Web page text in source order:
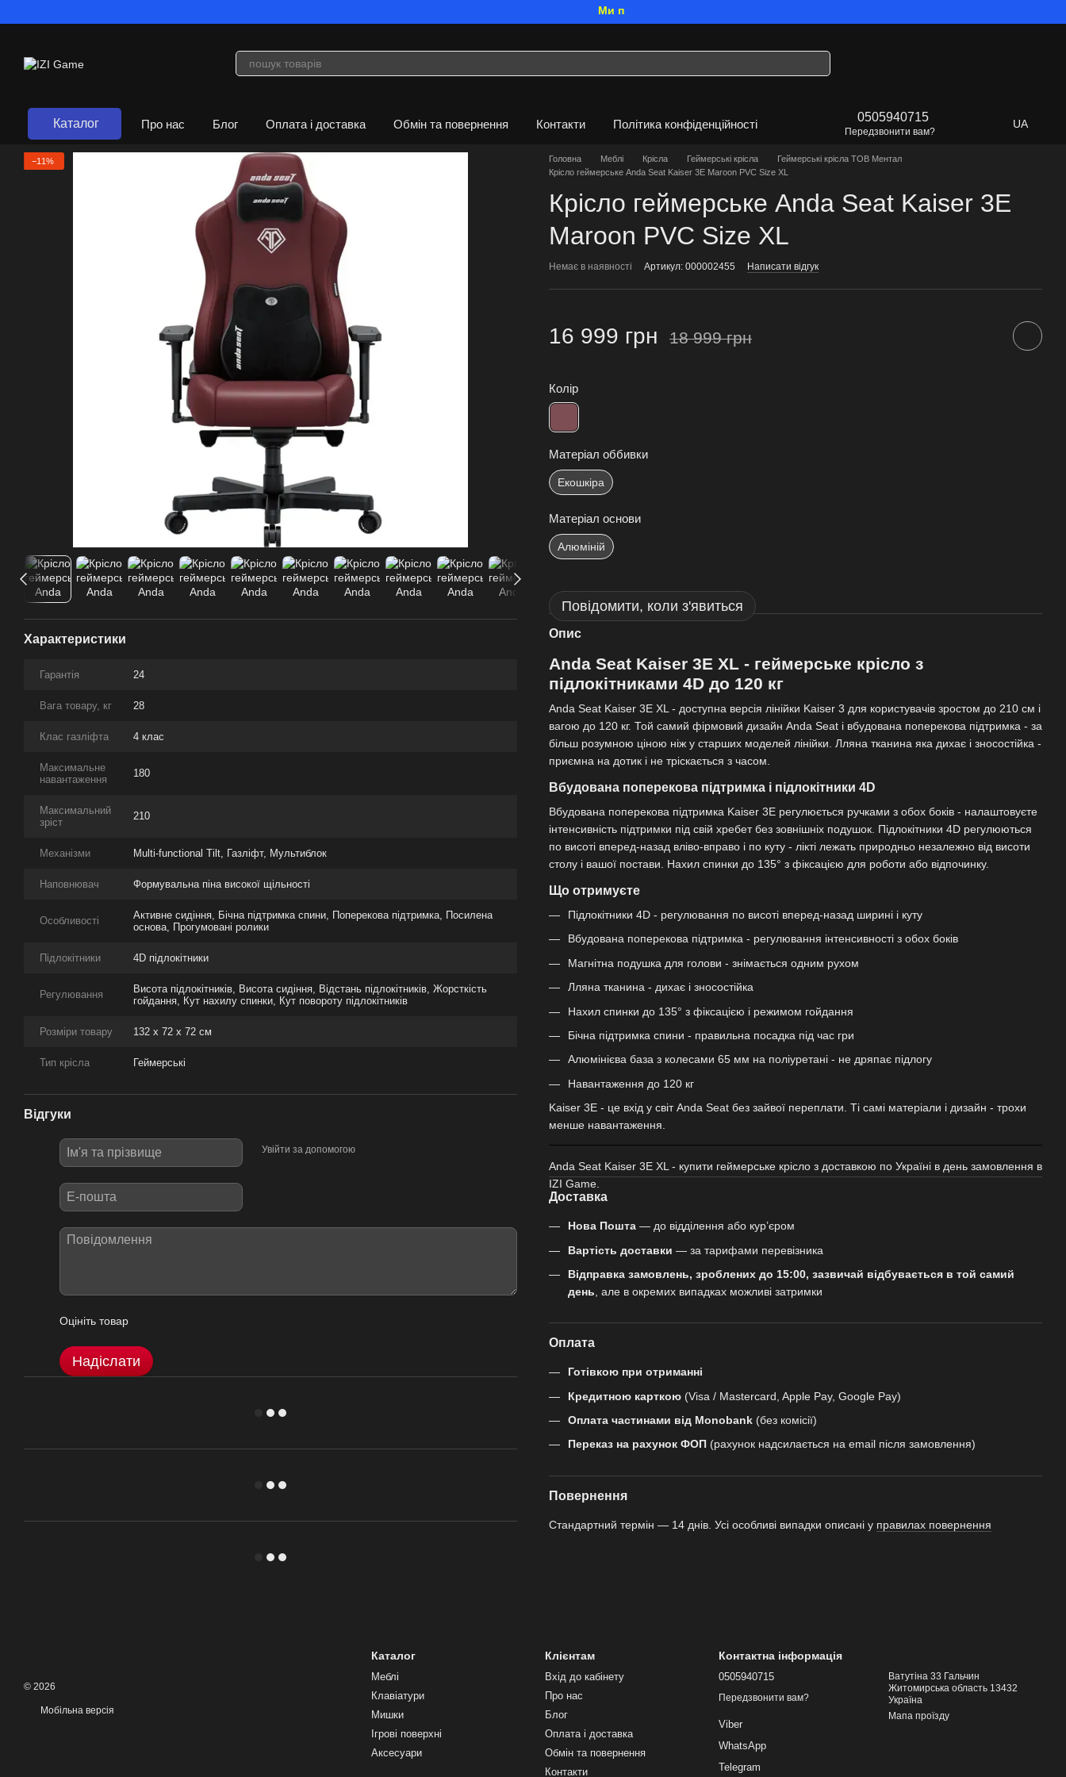
Ми працюємо. Все буде Україна!
Каталог Про нас Блог Оплата і доставка Обмін та повернення Контакти
Політика конфіденційності
0505940715
Передзвонити вам?
UA
−11%
Характеристики
Гарантія 24
Вага товару, кг 28
Клас газліфта 4 клас
Максимальне
навантаження
180
Максимальний
зріст
210
Механізми Multi-functional Tilt, Газліфт, Мультиблок
Наповнювач Формувальна піна високої щільності
Особливості
Активне сидіння, Бічна підтримка спини, Поперекова підтримка, Посилена
основа, Прогумовані ролики
Підлокітники 4D підлокітники
Регулювання
Висота підлокітників, Висота сидіння, Відстань підлокітників, Жорсткість
гойдання, Кут нахилу спинки, Кут повороту підлокітників
Розміри товару 132 х 72 х 72 см
Тип крісла Геймерські
Відгуки
Увійти за допомогою
Оцініть товар
Надіслати
Головна Меблі Крісла Геймерські крісла
Геймерські крісла ТОВ Ментал
Крісло геймерське Anda Seat Kaiser 3E Maroon PVC Size XL
Крісло геймерське Anda Seat Kaiser 3E
Maroon PVC Size XL
Немає в наявності Артикул: 000002455 Написати відгук
16 999 грн 18 999 грн
Колір
Матеріал оббивки
Екошкіра
Матеріал основи
Алюміній
Повідомити, коли з'явиться
Опис
Anda Seat Kaiser 3E XL - геймерське крісло з
підлокітниками 4D до 120 кг
Anda Seat Kaiser 3E XL - доступна версія лінійки Kaiser 3 для користувачів зростом до 210 см і
вагою до 120 кг. Той самий фірмовий дизайн Anda Seat і вбудована поперекова підтримка - за
більш розумною ціною ніж у старших моделей лінійки. Лляна тканина яка дихає і зносостійка -
приємна на дотик і не тріскається з часом.
Вбудована поперекова підтримка і підлокітники 4D
Вбудована поперекова підтримка Kaiser 3E регулюється ручками з обох боків - налаштовуєте
інтенсивність підтримки під свій хребет без зовнішніх подушок. Підлокітники 4D регулюються
по висоті вперед-назад вліво-вправо і по куту - лікті лежать природньо незалежно від висоти
столу і вашої постави. Нахил спинки до 135° з фіксацією для роботи або відпочинку.
Що отримуєте
Підлокітники 4D - регулювання по висоті вперед-назад ширині і куту
Вбудована поперекова підтримка - регулювання інтенсивності з обох боків
Магнітна подушка для голови - знімається одним рухом
Лляна тканина - дихає і зносостійка
Нахил спинки до 135° з фіксацією і режимом гойдання
Бічна підтримка спини - правильна посадка під час гри
Алюмінієва база з колесами 65 мм на поліуретані - не дряпає підлогу
Навантаження до 120 кг
Kaiser 3E - це вхід у світ Anda Seat без зайвої переплати. Ті самі матеріали і дизайн - трохи
менше навантаження.
Anda Seat Kaiser 3E XL - купити геймерське крісло з доставкою по Україні в день замовлення в
IZI Game.
Доставка
Нова Пошта — до відділення або кур’єром
Вартість доставки — за тарифами перевізника
Відправка замовлень, зроблених до 15:00, зазвичай відбувається в той самий
день , але в окремих випадках можливі затримки
Оплата
Готівкою при отриманні
Кредитною карткою (Visa / Mastercard, Apple Pay, Google Pay)
Оплата частинами від Monobank (без комісії)
Переказ на рахунок ФОП (рахунок надсилається на email після замовлення)
Повернення
Стандартний термін — 14 днів. Усі особливі випадки описані у правилах повернення
© 2026
Мобільна версія
Каталог
Меблі
Клавіатури
Мишки
Ігрові поверхні
Аксесуари
Клієнтам
Вхід до кабінету
Про нас
Блог
Оплата і доставка
Обмін та повернення
Контакти
Контактна інформація
0505940715
Передзвонити вам?
Viber
WhatsApp
Telegram
Ватутіна 33 Гальчин
Житомирська область 13432
Україна
Мапа проїзду